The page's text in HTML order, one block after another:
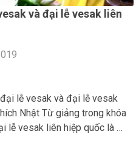
và đại lễ vesak liên
lễ vesak và đại lễ vesak
Nhật Từ giảng trong khóa
lễ vesak liên hiệp quốc là …